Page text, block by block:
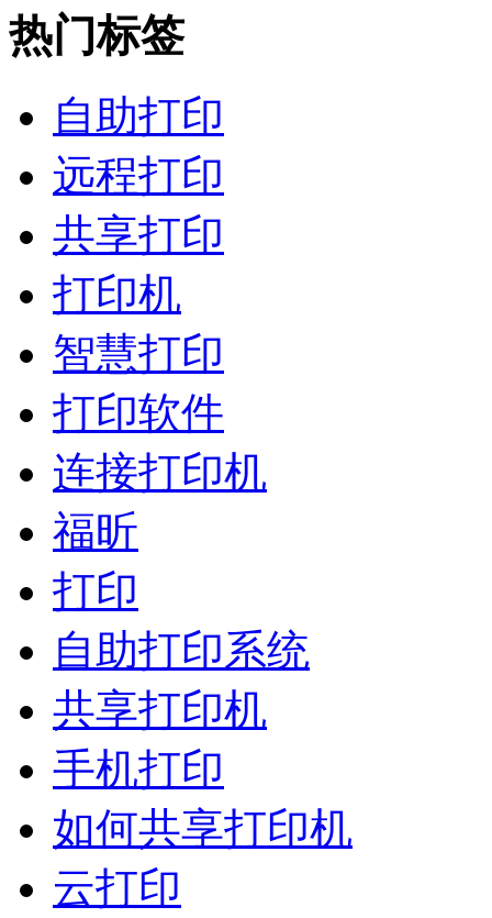
热门标签
自助打印
远程打印
共享打印
打印机
智慧打印
打印软件
连接打印机
福昕
打印
自助打印系统
共享打印机
手机打印
如何共享打印机
云打印